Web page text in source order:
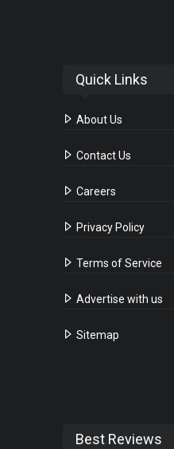
Quick Links
About Us
Contact Us
Careers
Privacy Policy
Terms of Service
Advertise with us
Sitemap
Best Reviews